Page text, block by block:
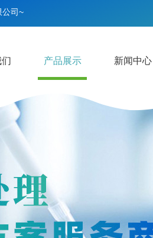
公司~
产品展示 新闻中心